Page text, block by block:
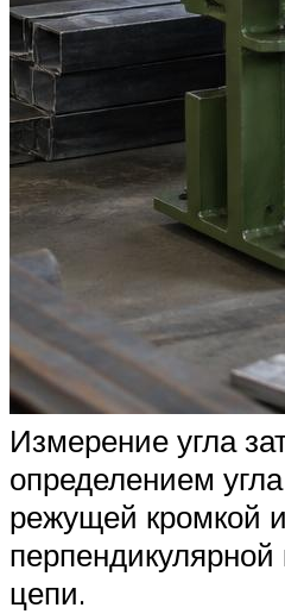
Измерение угла
определением
режущей кромкой
цепи.